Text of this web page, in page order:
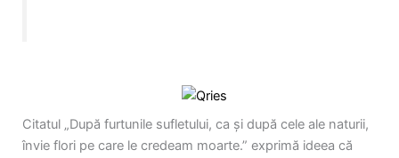
Citatul „După furtunile sufletului, ca și după cele ale naturii,
învie flori pe care le credeam moarte.” exprimă ideea că